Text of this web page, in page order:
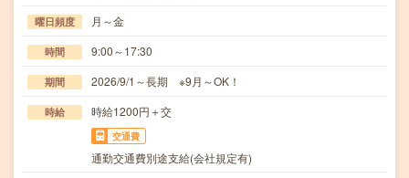
曜日頻度 月～金
時間 9:00～17:30
期間 2026/9/1～長期 ※9月～OK！
時給 時給1200円＋交
交通費
通勤交通費別途支給(会社規定有)